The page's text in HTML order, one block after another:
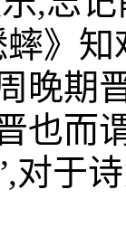
蟀》
晚期
也而
”,对